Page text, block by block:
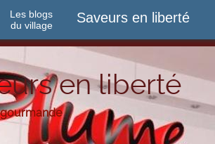
Les blogs
du village
Saveurs en liberté
en liberté